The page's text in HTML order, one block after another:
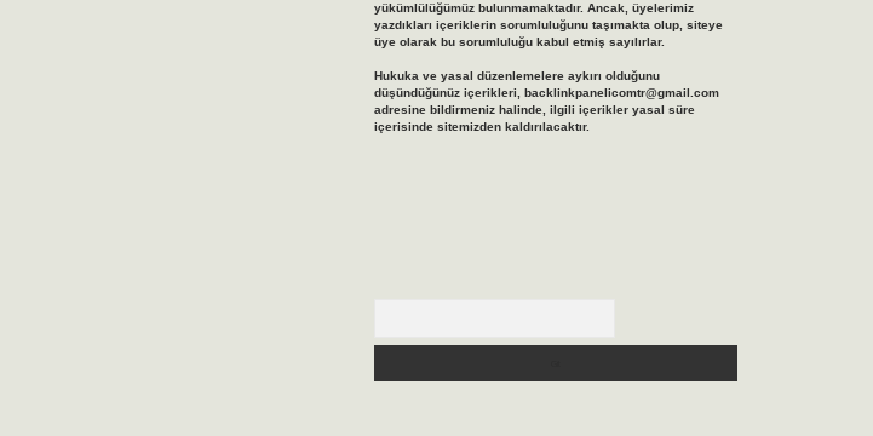
yükümlülüğümüz bulunmamaktadır. Ancak, üyelerimiz
yazdıkları içeriklerin sorumluluğunu taşımakta olup, siteye
üye olarak bu sorumluluğu kabul etmiş sayılırlar.
Hukuka ve yasal düzenlemelere aykırı olduğunu
düşündüğünüz içerikleri, backlinkpanelicomtr@gmail.com
adresine bildirmeniz halinde, ilgili içerikler yasal süre
içerisinde sitemizden kaldırılacaktır.